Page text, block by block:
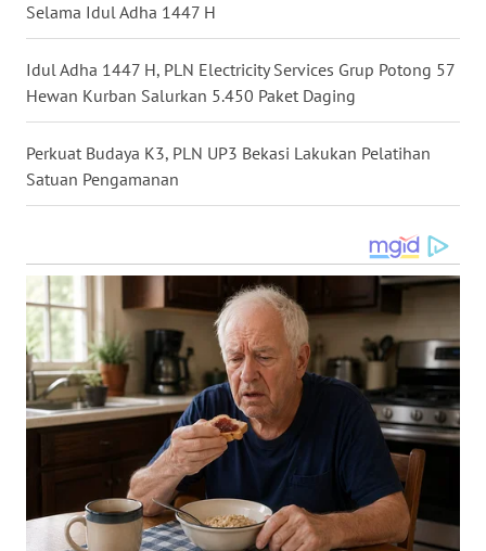
Selama Idul Adha 1447 H
Idul Adha 1447 H, PLN Electricity Services Grup Potong 57
Hewan Kurban Salurkan 5.450 Paket Daging
Perkuat Budaya K3, PLN UP3 Bekasi Lakukan Pelatihan
Satuan Pengamanan
UTARA
SAMOSIR
LAWAS
WN
SUMEDANG
WN
CIANJUR
KEPULAUAN
SERIBU